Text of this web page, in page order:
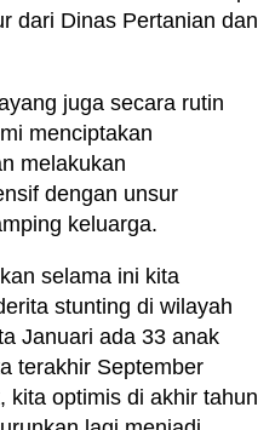
dari Dinas Pertanian dan
juga secara rutin
menciptakan
melakukan
dengan unsur
keluarga.
selama ini kita
stunting di wilayah
Januari ada 33 anak
terakhir September
kita optimis di akhir tahun